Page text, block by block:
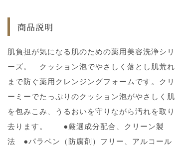
商品説明
肌負担が気になる肌のための薬用美容洗浄シリ
ーズ。 クッション泡でやさしく落とし肌荒れ
まで防ぐ薬用クレンジングフォームです。クリ
ーミーでたっぷりのクッション泡がやさしく肌
を包みこみ、うるおいを守りながら汚れを取り
去ります。 ●厳選成分配合、クリーン製
法 ●パラベン（防腐剤）フリー、アルコール